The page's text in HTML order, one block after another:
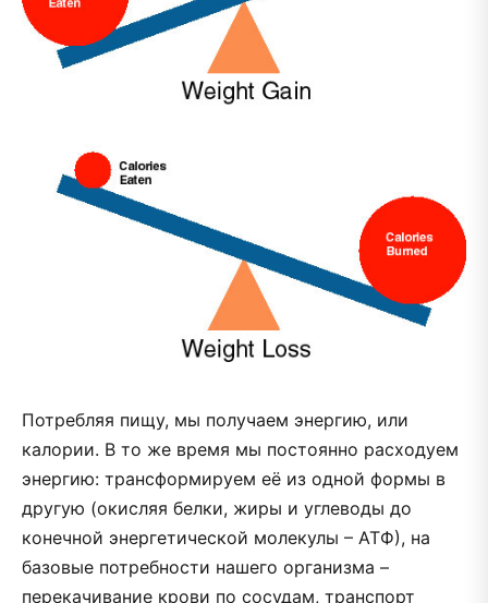
Потребляя пищу, мы получаем энергию, или
калории. В то же время мы постоянно расходуем
энергию: трансформируем её из одной формы в
другую (окисляя белки, жиры и углеводы до
конечной энергетической молекулы – АТФ), на
базовые потребности нашего организма –
перекачивание крови по сосудам, транспорт